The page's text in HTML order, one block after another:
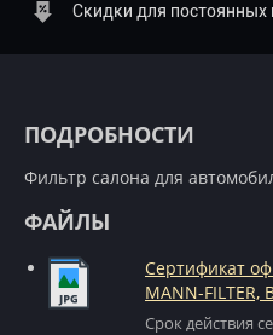
Скидки для постоянных
ПОДРОБНОСТИ
Фильтр салона для
ФАЙЛЫ
Сертификат
MANN-FILTER,
Срок действия